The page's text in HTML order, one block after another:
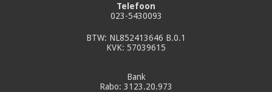
Telefoon
023-5430093
BTW: NL852413646 B.0.1
KVK: 57039615
Bank
Rabo: 3123.20.973